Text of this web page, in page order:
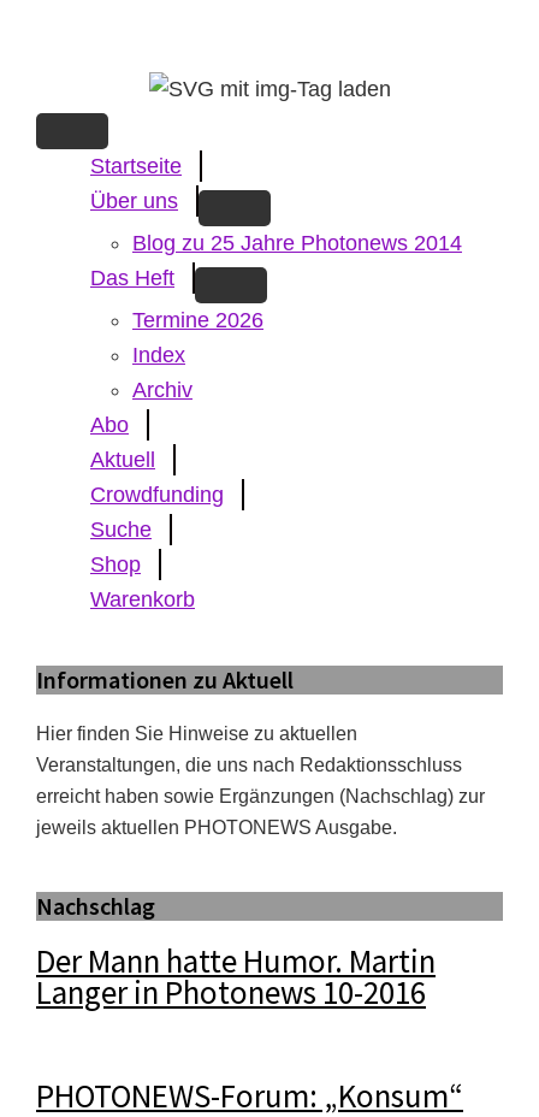
content
Startseite
Über uns
Blog zu 25 Jahre Photonews 2014
Das Heft
Termine 2026
Index
Archiv
Abo
Aktuell
Crowdfunding
Suche
Shop
Warenkorb
Informationen zu Aktuell
Hier finden Sie Hinweise zu aktuellen
Veranstaltungen, die uns nach Redaktionsschluss
erreicht haben sowie Ergänzungen (Nachschlag) zur
jeweils aktuellen PHOTONEWS Ausgabe.
Nachschlag
Der Mann hatte Humor. Martin
Langer in Photonews 10-2016
PHOTONEWS-Forum: „Konsum“